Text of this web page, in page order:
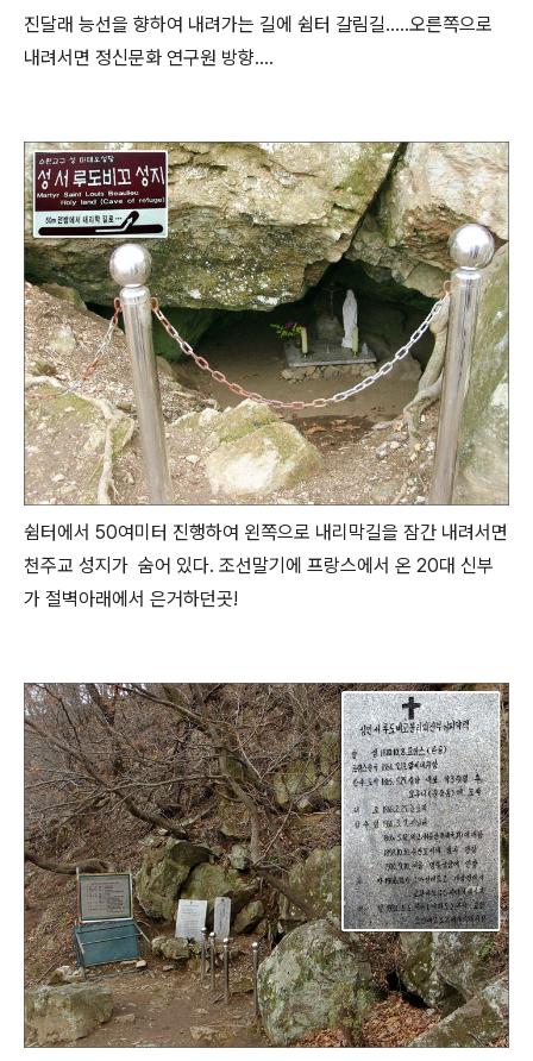
진달래 능선을 향하여 내려가는 길에 쉼터 갈림길.....오른쪽으로
내려서면 정신문화 연구원 방향....
쉼터에서 50여미터 진행하여 왼쪽으로 내리막길을 잠간 내려서면
천주교 성지가 숨어 있다. 조선말기에 프랑스에서 온 20대 신부
가 절벽아래에서 은거하던곳!